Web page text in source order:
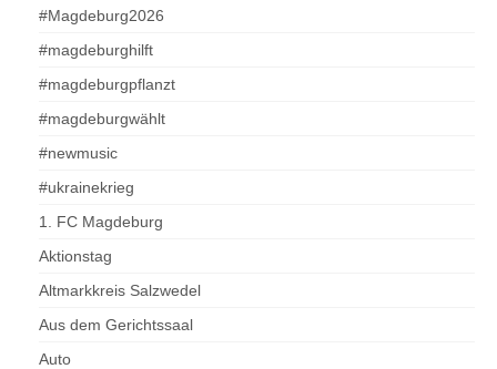
#Magdeburg2026
#magdeburghilft
#magdeburgpflanzt
#magdeburgwählt
#newmusic
#ukrainekrieg
1. FC Magdeburg
Aktionstag
Altmarkkreis Salzwedel
Aus dem Gerichtssaal
Auto